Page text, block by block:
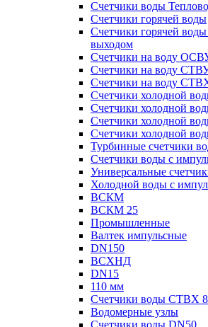
Счетчики воды
Счетчики горячей воды
Счетчики горячей
выходом
Счетчики на воду
Счетчики на воду
Счетчики на воду
Счетчики холодной
Счетчики холодной
Счетчики холодной
Счетчики холодной
Турбинные счетчики
Счетчики воды с
Универсальные
Холодной воды с
ВСКМ
ВСКМ 25
Промышленные
Валтек импульсные
DN150
ВСХНД
DN15
110 мм
Счетчики воды СТВХ
Водомерные узлы
Счетчики воды DN50